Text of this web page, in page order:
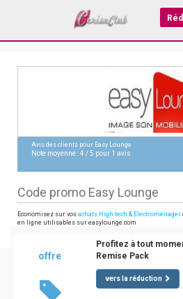
Avis des clients pour Easy Lounge
Note moyenne :4 /5 pour 1 avis
Code promo Easy Lounge
Economisez sur vos achats High-tech & Electroménager
en ligne utilisables sur easylounge.com
offre
Profitez à tout
Remise Pack
vers la réduction